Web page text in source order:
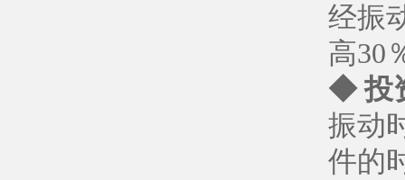
经振
高30
◆ 投
振动
件的